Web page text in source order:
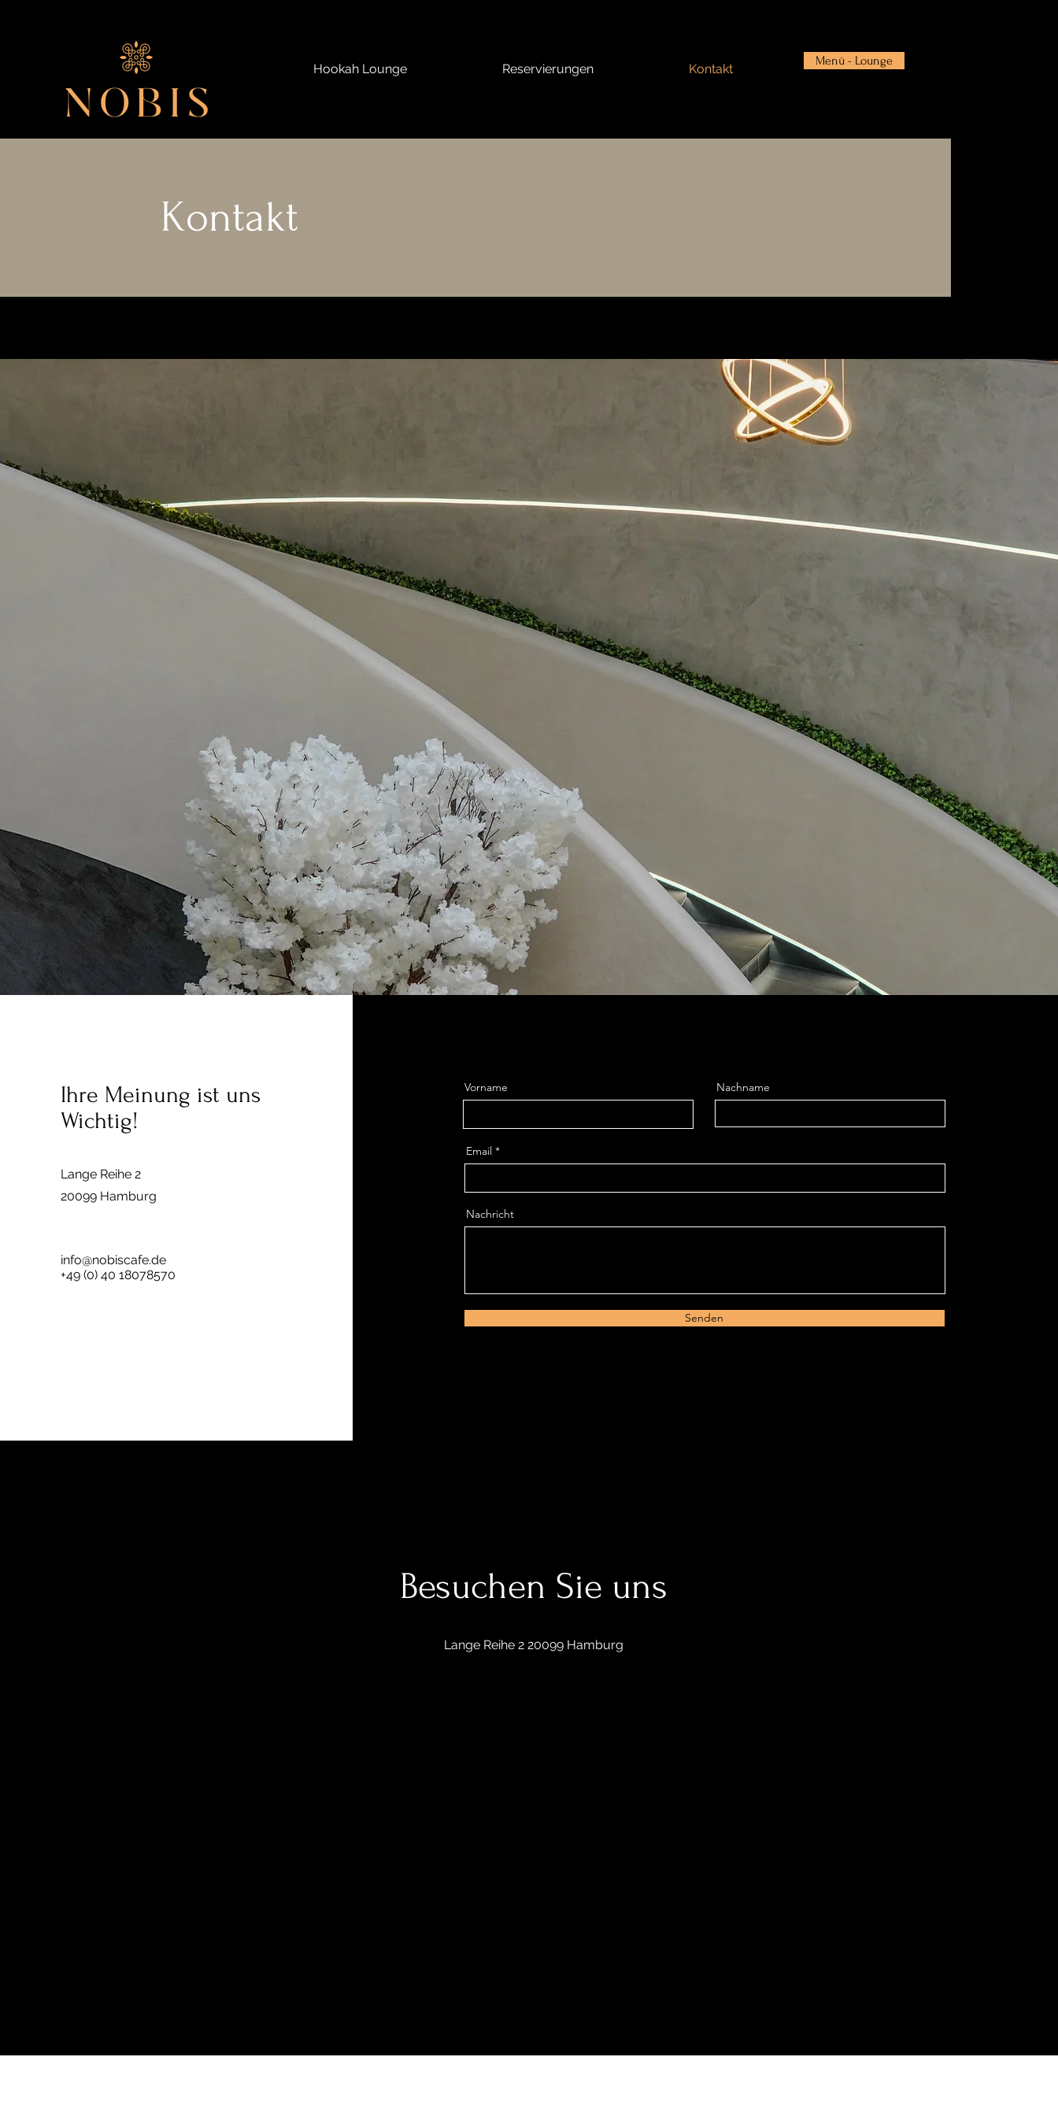
Hookah Lounge Reservierungen Kontakt
Menü - Lounge
Kontakt
Ihre Meinung ist uns
Wichtig!
Lange Reihe 2
20099 Hamburg
info@nobiscafe.de
+49 (0) 40 18078570
Vorname Nachname
Email
Nachricht
Senden
Besuchen Sie uns
Lange Reihe 2 20099 Hamburg